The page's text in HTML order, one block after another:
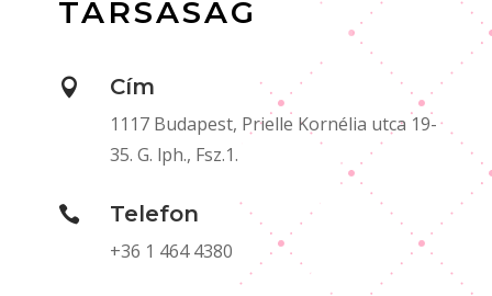
TÁRSASÁG
 Cím
1117 Budapest, Prielle Kornélia utca 19-
35. G. lph., Fsz.1.
 Telefon
+36 1 464 4380